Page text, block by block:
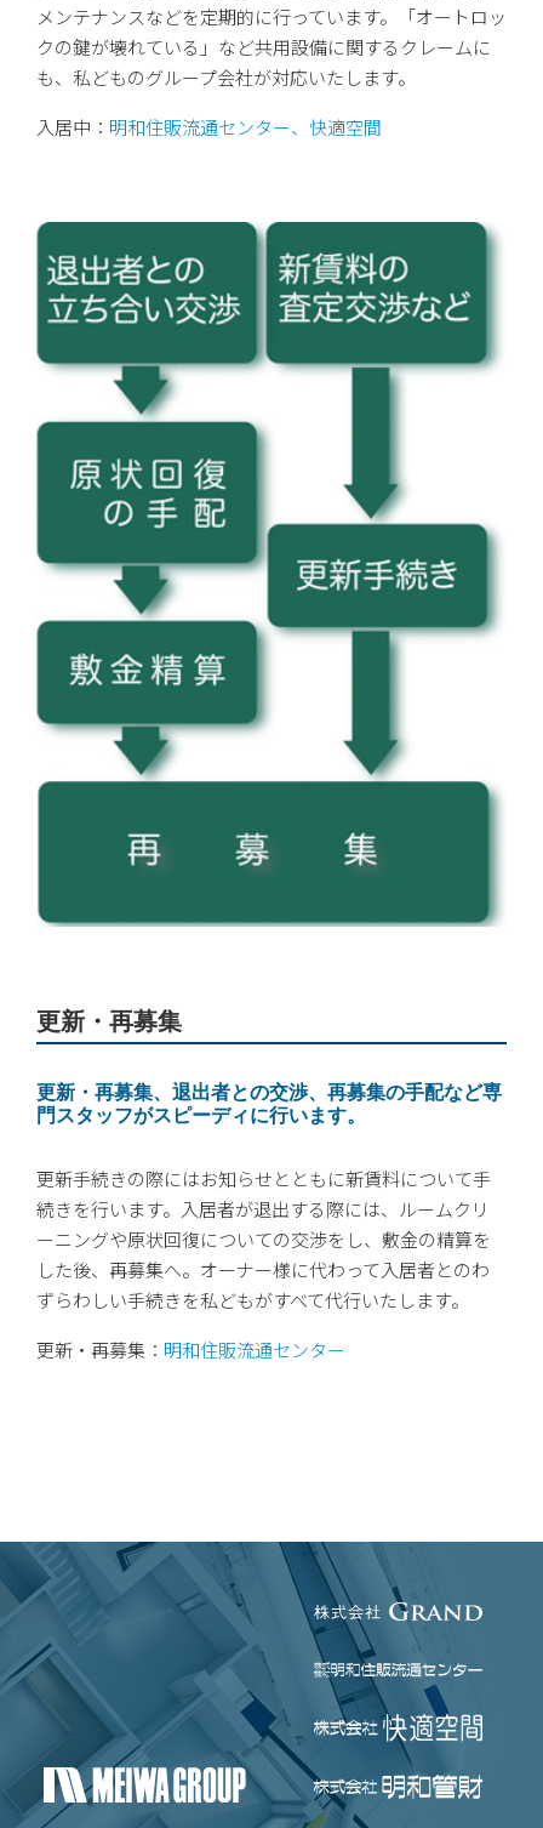
メンテナンスなどを定期的に行っています。「オートロッ
クの鍵が壊れている」など共用設備に関するクレームに
も、私どものグループ会社が対応いたします。
入居中： 明和住販流通センター、快適空間
更新・再募集
更新・再募集、退出者との交渉、再募集の手配など専
門スタッフがスピーディに行います。
更新手続きの際にはお知らせとともに新賃料について手
続きを行います。入居者が退出する際には、ルームクリ
ーニングや原状回復についての交渉をし、敷金の精算を
した後、再募集へ。オーナー様に代わって入居者とのわ
ずらわしい手続きを私どもがすべて代行いたします。
更新・再募集： 明和住販流通センター